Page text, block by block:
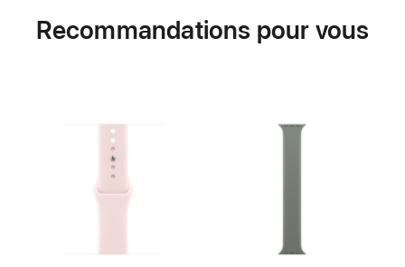
Recommandations pour vous